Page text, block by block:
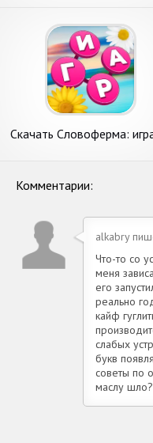
Скачать Словоферма:
Комментарии:
alkabry
Что-то со
меня
его
реально
кайф
слабых
букв
советы по
маслу шло?